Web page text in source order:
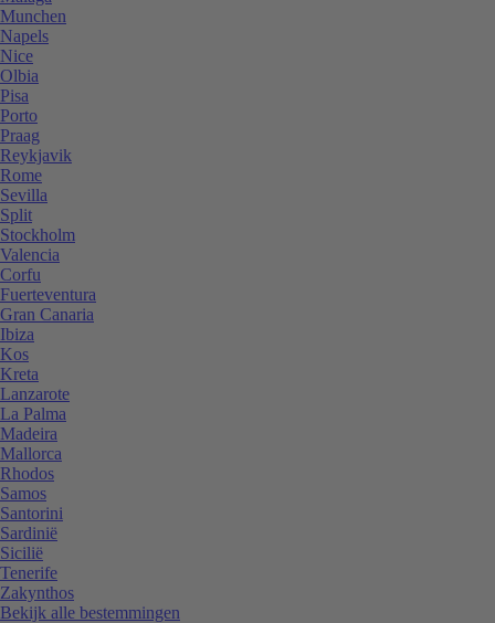
Munchen
Napels
Nice
Olbia
Pisa
Porto
Praag
Reykjavik
Rome
Sevilla
Split
Stockholm
Valencia
Corfu
Fuerteventura
Gran Canaria
Ibiza
Kos
Kreta
Lanzarote
La Palma
Madeira
Mallorca
Rhodos
Samos
Santorini
Sardinië
Sicilië
Tenerife
Zakynthos
Bekijk alle bestemmingen